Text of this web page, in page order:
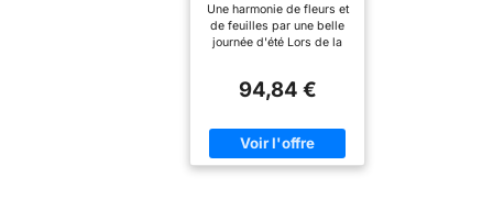
Une harmonie de fleurs et
de feuilles par une belle
journée d'été Lors de la
pendant 2 ou 3 heures,
en surface. Remplit votre
maison d'un parfum doux
et réconfortant Les
94,84 €